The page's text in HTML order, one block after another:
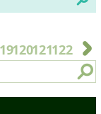
120121122